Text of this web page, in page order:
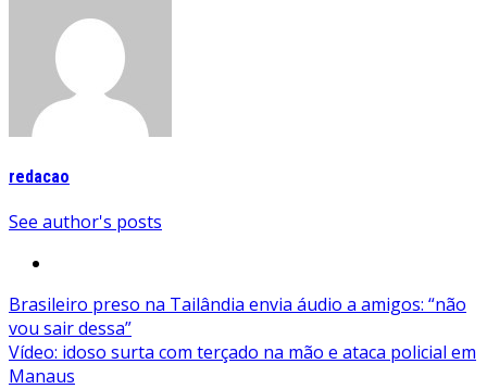
redacao
See author's posts
Navegação
de
Post
Brasileiro preso na Tailândia envia áudio a amigos: “não
vou sair dessa”
Vídeo: idoso surta com terçado na mão e ataca policial em
Manaus